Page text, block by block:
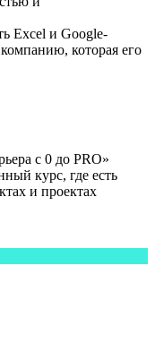
Excel и Google-
которая его
с 0 до PRO»
курс, где есть
и проектах